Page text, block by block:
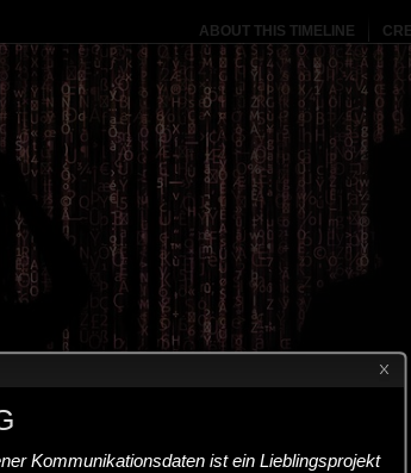
ABOUT THIS TIMELINE
Kommunikationsdaten ist ein Lieblingsprojekt